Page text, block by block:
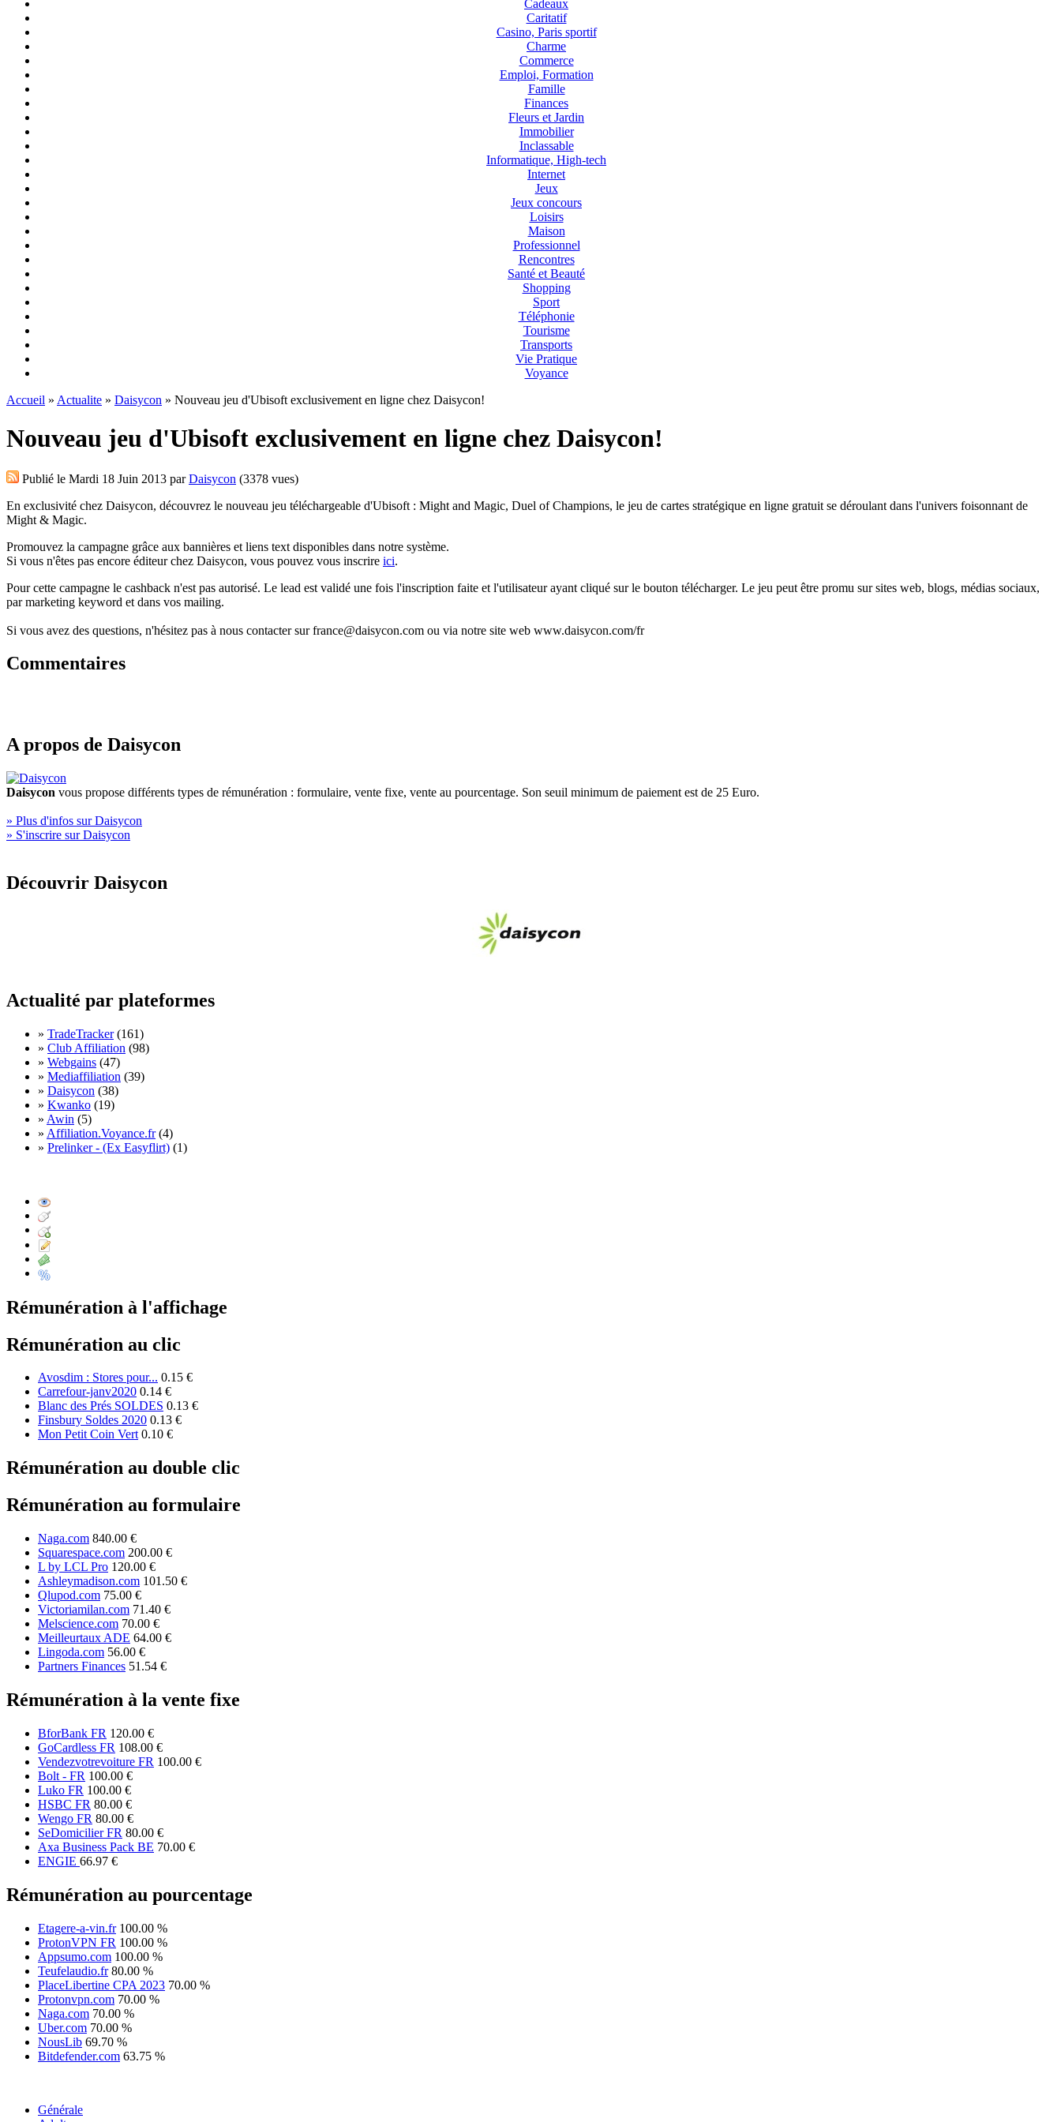
Cadeaux
Caritatif
Casino, Paris sportif
Charme
Commerce
Emploi, Formation
Famille
Finances
Fleurs et Jardin
Immobilier
Inclassable
Informatique, High-tech
Internet
Jeux
Jeux concours
Loisirs
Maison
Professionnel
Rencontres
Santé et Beauté
Shopping
Sport
Téléphonie
Tourisme
Transports
Vie Pratique
Voyance
Accueil » Actualite » Daisycon » Nouveau jeu d'Ubisoft exclusivement en ligne chez Daisycon!
Nouveau jeu d'Ubisoft exclusivement en ligne chez Daisycon!
Publié le Mardi 18 Juin 2013 parDaisycon (3378 vues)
En exclusivité chez Daisycon, découvrez le nouveau jeu téléchargeable d'Ubisoft : Might and Magic, Duel of Champions, le jeu de cartes stratégique en ligne gratuit se déroulant dans l'univers foisonnant de
Might & Magic.
Promouvez la campagne grâce aux bannières et liens text disponibles dans notre système.
Si vous n'êtes pas encore éditeur chez Daisycon, vous pouvez vous inscrire ici.
Pour cette campagne le cashback n'est pas autorisé. Le lead est validé une fois l'inscription faite et l'utilisateur ayant cliqué sur le bouton télécharger. Le jeu peut être promu sur sites web, blogs, médias sociaux,
par marketing keyword et dans vos mailing.
Si vous avez des questions, n'hésitez pas à nous contacter sur france@daisycon.com ou via notre site web www.daisycon.com/fr
Commentaires
A propos de Daisycon
Daisycon vous propose différents types de rémunération : formulaire, vente fixe, vente au pourcentage. Son seuil minimum de paiement est de 25 Euro.
» Plus d'infos sur Daisycon
» S'inscrire sur Daisycon
Découvrir Daisycon
Actualité par plateformes
» TradeTracker (161)
» Club Affiliation (98)
» Webgains (47)
» Mediaffiliation (39)
» Daisycon (38)
» Kwanko (19)
» Awin (5)
» Affiliation.Voyance.fr (4)
» Prelinker - (Ex Easyflirt) (1)
Rémunération à l'affichage
Rémunération au clic
Avosdim : Stores pour... 0.15 €
Carrefour-janv2020 0.14 €
Blanc des Prés SOLDES 0.13 €
Finsbury Soldes 2020 0.13 €
Mon Petit Coin Vert 0.10 €
Rémunération au double clic
Rémunération au formulaire
Naga.com 840.00 €
Squarespace.com 200.00 €
L by LCL Pro 120.00 €
Ashleymadison.com 101.50 €
Qlupod.com 75.00 €
Victoriamilan.com 71.40 €
Melscience.com 70.00 €
Meilleurtaux ADE 64.00 €
Lingoda.com 56.00 €
Partners Finances 51.54 €
Rémunération à la vente fixe
BforBank FR 120.00 €
GoCardless FR 108.00 €
Vendezvotrevoiture FR 100.00 €
Bolt - FR 100.00 €
Luko FR 100.00 €
HSBC FR 80.00 €
Wengo FR 80.00 €
SeDomicilier FR 80.00 €
Axa Business Pack BE 70.00 €
ENGIE 66.97 €
Rémunération au pourcentage
Etagere-a-vin.fr 100.00 %
ProtonVPN FR 100.00 %
Appsumo.com 100.00 %
Teufelaudio.fr 80.00 %
PlaceLibertine CPA 2023 70.00 %
Protonvpn.com 70.00 %
Naga.com 70.00 %
Uber.com 70.00 %
NousLib 69.70 %
Bitdefender.com 63.75 %
Générale